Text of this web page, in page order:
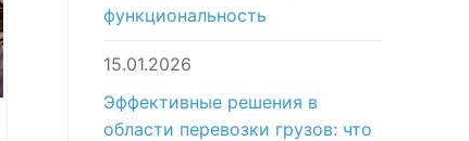
функциональность
15.01.2026
Эффективные решения в
области перевозки грузов: что